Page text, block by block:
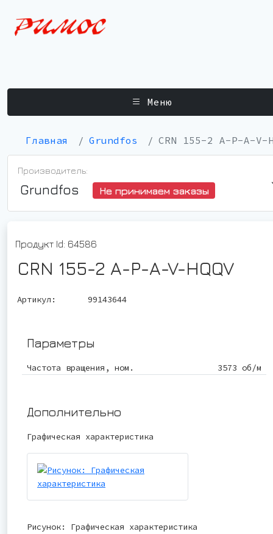
Меню
Главная Grundfos CRN 155-2 A-P-A-V-
Производитель:
Grundfos Не принимаем заказы
Продукт Id: 64586
CRN 155-2 A-P-A-V-HQQV
Артикул: 99143644
Параметры
Частота вращения, ном. 3573 об/м
Дополнительно
Графическая характеристика
Рисунок: Графическая характеристика